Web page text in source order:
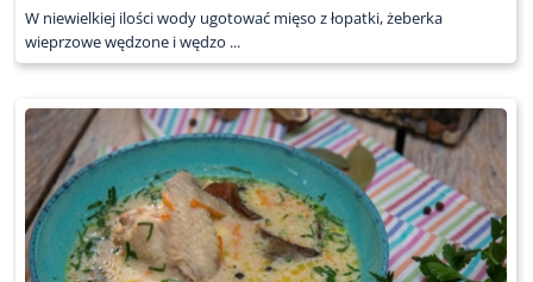
W niewielkiej ilości wody ugotować mięso z łopatki, żeberka
wieprzowe wędzone i wędzo ...